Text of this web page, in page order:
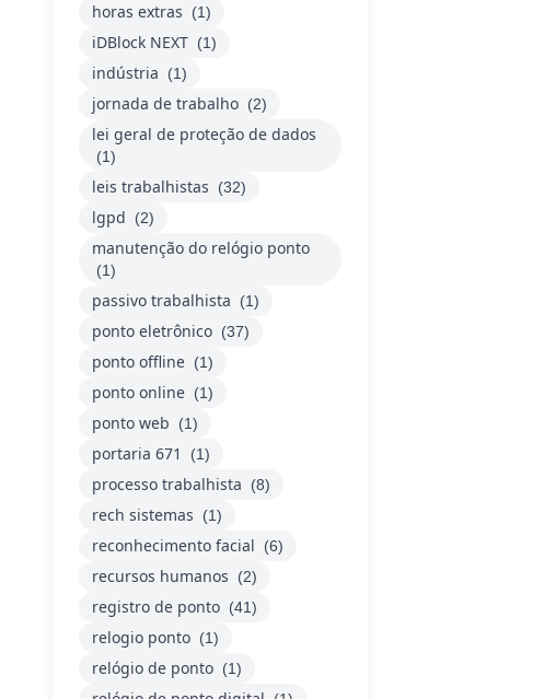
horas extras (1)
iDBlock NEXT (1)
indústria (1)
jornada de trabalho (2)
lei geral de proteção de dados
(1)
leis trabalhistas (32)
lgpd (2)
manutenção do relógio ponto
(1)
passivo trabalhista (1)
ponto eletrônico (37)
ponto offline (1)
ponto online (1)
ponto web (1)
portaria 671 (1)
processo trabalhista (8)
rech sistemas (1)
reconhecimento facial (6)
recursos humanos (2)
registro de ponto (41)
relogio ponto (1)
relógio de ponto (1)